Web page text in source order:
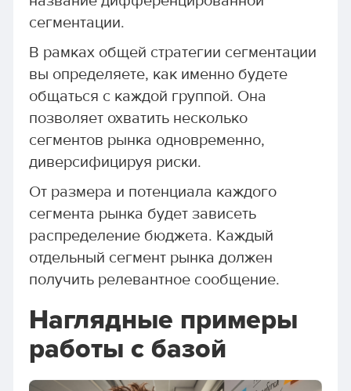
сегментации.
В рамках общей стратегии сегментации
вы определяете, как именно будете
общаться с каждой группой. Она
позволяет охватить несколько
сегментов рынка одновременно,
диверсифицируя риски.
От размера и потенциала каждого
сегмента рынка будет зависеть
распределение бюджета. Каждый
отдельный сегмент рынка должен
получить релевантное сообщение.
Наглядные примеры
работы с базой